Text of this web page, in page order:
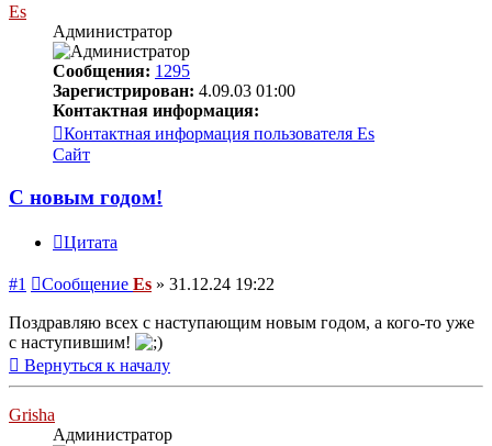
Es
Администратор
Сообщения: 1295
Зарегистрирован: 4.09.03 01:00
Контактная информация:
Контактная информация пользователя Es
Сайт
С новым годом!
Цитата
#1 Сообщение Es » 31.12.24 19:22
Поздравляю всех с наступающим новым годом, а кого-то уже
с наступившим!
Вернуться к началу
Grisha
Администратор